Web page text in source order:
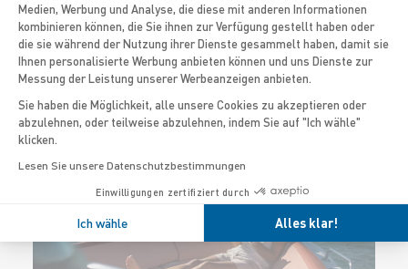
UNSERE
NAVIGATIONSPROGRAMME
AUSFLUGSBOOTE
Medien, Werbung und Analyse, die diese mit anderen Informationen
kombinieren können, die Sie ihnen zur Verfügung gestellt haben oder
die sie während der Nutzung ihrer Dienste gesammelt haben, damit sie
Ihnen personalisierte Werbung anbieten können und uns Dienste zur
Messung der Leistung unserer Werbeanzeigen anbieten.
Sie haben die Möglichkeit, alle unsere Cookies zu akzeptieren oder
abzulehnen, oder teilweise abzulehnen, indem Sie auf "Ich wähle"
klicken.
Lesen Sie unsere Datenschutzbestimmungen
Einwilligungen zertifiziert durch
Ich wähle Alles klar!